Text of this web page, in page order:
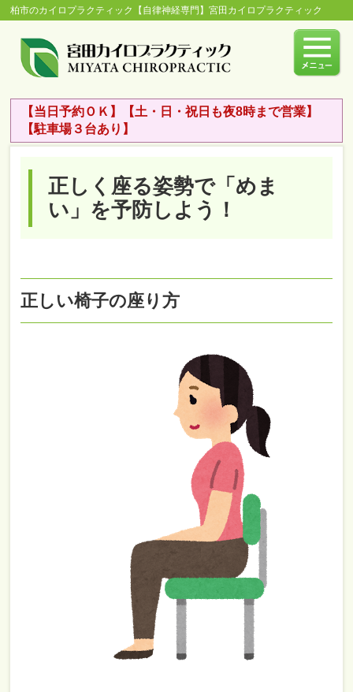
柏市のカイロプラクティック【自律神経専門】宮田カイロプラクティック
【当日予約ＯＫ】【土・日・祝日も夜8時まで営業】
【駐車場３台あり】
正しく座る姿勢で「めま
い」を予防しよう！
正しい椅子の座り方